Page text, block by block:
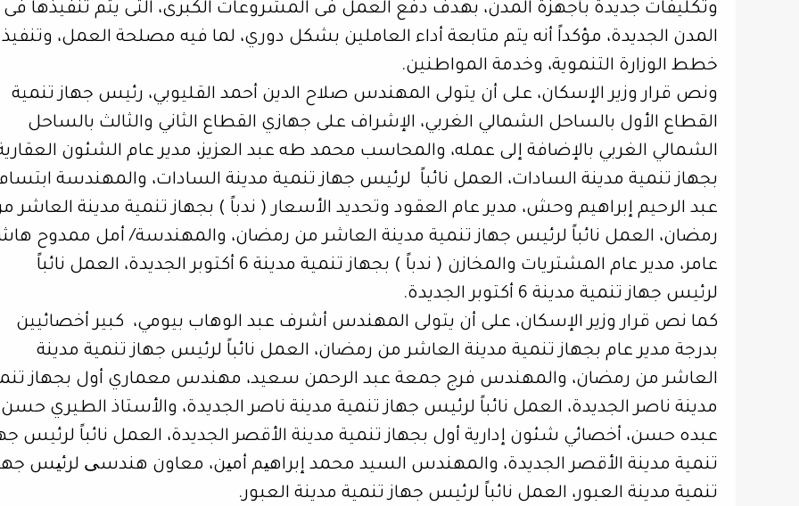
وتكليفات جديدة بأجهزة المدن، بهدف دفع العمل فى المشروعات الكبرى، التى يتم تنفيذها فى
المدن الجديدة، مؤكداً أنه يتم متابعة أداء العاملين بشكل دوري، لما فيه مصلحة العمل، وتنفيذ
خطط الوزارة التنموية، وخدمة المواطنين.
ونص قرار وزير الإسكان، على أن يتولى المهندس صلاح الدين أحمد القليوبي، رئيس جهاز تنمية
القطاع الأول بالساحل الشمالي الغربي، الإشراف على جهازي القطاع الثاني والثالث بالساحل
الشمالي الغربي بالإضافة إلى عمله، والمحاسب محمد طه عبد العزيز، مدير عام الشئون
بجهاز تنمية مدينة السادات، العمل نائباً لرئيس جهاز تنمية مدينة السادات، والمهندسة
عبد الرحيم إبراهيم وحش، مدير عام العقود وتحديد الأسعار ( ندباً ) بجهاز تنمية مدينة العاشر
رمضان، العمل نائباً لرئيس جهاز تنمية مدينة العاشر من رمضان، والمهندسة/ أمل ممدوح
عامر، مدير عام المشتريات والمخازن ( ندباً ) بجهاز تنمية مدينة 6 أكتوبر الجديدة، العمل نائباً
لرئيس جهاز تنمية مدينة 6 أكتوبر الجديدة.
كما نص قرار وزير الإسكان، على أن يتولى المهندس أشرف عبد الوهاب بيومي، كبير أخصائيين
بدرجة مدير عام بجهاز تنمية مدينة العاشر من رمضان، العمل نائباً لرئيس جهاز تنمية مدينة
العاشر من رمضان، والمهندس فرج جمعة عبد الرحمن سعيد، مهندس معماري أول بجهاز
مدينة ناصر الجديدة، العمل نائباً لرئيس جهاز تنمية مدينة ناصر الجديدة، والأستاذ الطيري حسن
عبده حسن، أخصائي شئون إدارية أول بجهاز تنمية مدينة الأقصر الجديدة، العمل نائباً لرئيس
تنمية مدينة الأقصر الجديدة، والمهندس السيد محمد إبراهیم أمین، معاون هندسی لرئیس
تنمية مدينة العبور، العمل نائباً لرئيس جهاز تنمية مدينة العبور.